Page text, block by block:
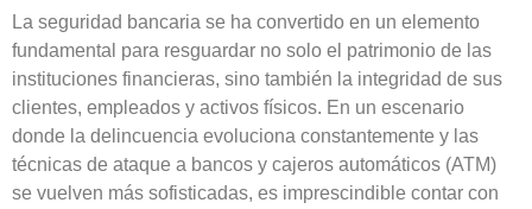
La seguridad bancaria se ha convertido en un elemento
fundamental para resguardar no solo el patrimonio de las
instituciones financieras, sino también la integridad de sus
clientes, empleados y activos físicos. En un escenario
donde la delincuencia evoluciona constantemente y las
técnicas de ataque a bancos y cajeros automáticos (ATM)
se vuelven más sofisticadas, es imprescindible contar con